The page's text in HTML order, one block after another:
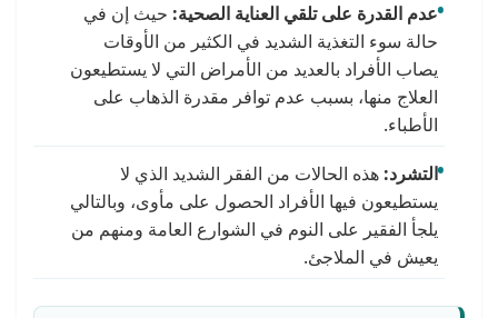
عدم القدرة على تلقي العناية الصحية: حيث إن في
حالة سوء التغذية الشديد في الكثير من الأوقات
يصاب الأفراد بالعديد من الأمراض التي لا يستطيعون
العلاج منها، بسبب عدم توافر مقدرة الذهاب على
الأطباء.
التشرد: هذه الحالات من الفقر الشديد الذي لا
يستطيعون فيها الأفراد الحصول على مأوى، وبالتالي
يلجأ الفقير على النوم في الشوارع العامة ومنهم من
يعيش في الملاجئ.